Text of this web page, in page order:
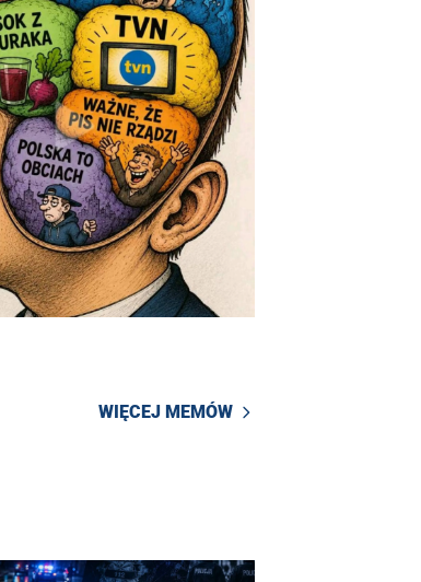
WIĘCEJ MEMÓW